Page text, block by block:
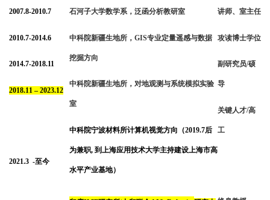
2007.8-2010.7
2010.7-2014.6
2014.7-2018.11
2018.11 – 2023.12
2021.3 -至今
石河子大学数学系，泛函分析教研室
中科院新疆生地所， GIS专业定量遥感与数据
挖掘方向
中科院新疆生地所，对地观测与系统模拟实验
室
中科院宁波材料所计算机视觉方向（2019.7后
为兼职, 到上海应用技术大学主持建设上海市高
水平产业基地）
讲师、室主任
攻读博士学位
副研究员/硕
导
关键人才/高
工